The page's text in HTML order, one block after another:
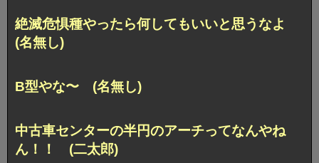
絶滅危惧種やったら何してもいいと思うなよ
(名無し)
B型やな〜 (名無し)
中古車センターの半円のアーチってなんやね
ん！！ (二太郎)